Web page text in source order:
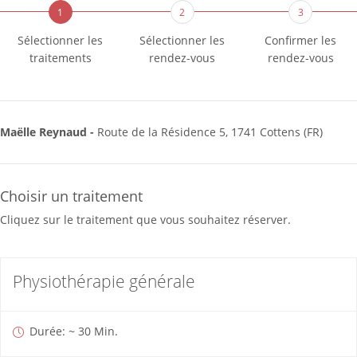
1
Sélectionner les
traitements
2
Sélectionner les
rendez-vous
3
Confirmer les
rendez-vous
Maëlle Reynaud - Route de la Résidence 5, 1741 Cottens (FR)
Choisir un traitement
Cliquez sur le traitement que vous souhaitez réserver.
Physiothérapie générale
Durée: ~ 30 Min.